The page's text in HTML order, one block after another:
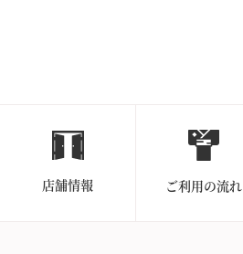
店舗情報 ご利用の流れ